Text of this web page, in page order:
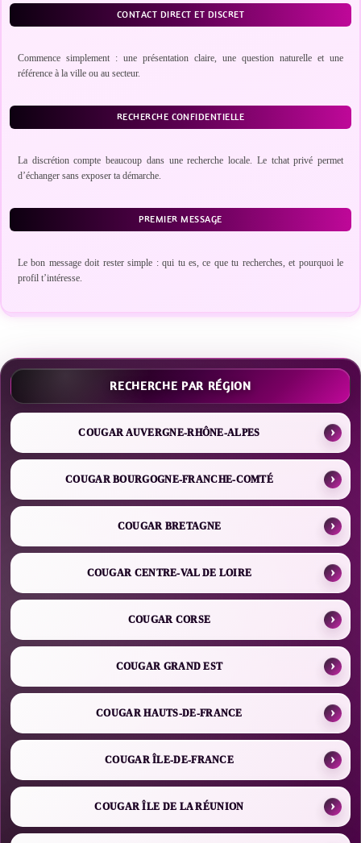
CONTACT DIRECT ET DISCRET
Commence simplement : une présentation claire, une question naturelle et une
référence à la ville ou au secteur.
RECHERCHE CONFIDENTIELLE
La discrétion compte beaucoup dans une recherche locale. Le tchat privé permet
d’échanger sans exposer ta démarche.
PREMIER MESSAGE
Le bon message doit rester simple : qui tu es, ce que tu recherches, et pourquoi le
profil t’intéresse.
RECHERCHE PAR RÉGION
COUGAR AUVERGNE-RHÔNE-ALPES
COUGAR BOURGOGNE-FRANCHE-COMTÉ
COUGAR BRETAGNE
COUGAR CENTRE-VAL DE LOIRE
COUGAR CORSE
COUGAR GRAND EST
COUGAR HAUTS-DE-FRANCE
COUGAR ÎLE-DE-FRANCE
COUGAR ÎLE DE LA RÉUNION